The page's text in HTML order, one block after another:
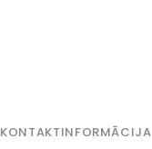
KONTAKTINFORMĀCIJA